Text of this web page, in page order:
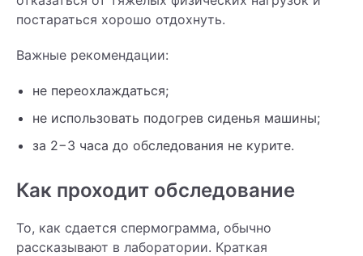
постараться хорошо отдохнуть.
Важные рекомендации:
не переохлаждаться;
не использовать подогрев сиденья машины;
за 2−3 часа до обследования не курите.
Как проходит обследование
То, как сдается спермограмма, обычно
рассказывают в лаборатории. Краткая